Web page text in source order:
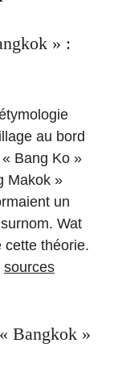
» :
au bord
Bang Ko »
Makok »
un
Wat
cette théorie.
sources
Bangkok »